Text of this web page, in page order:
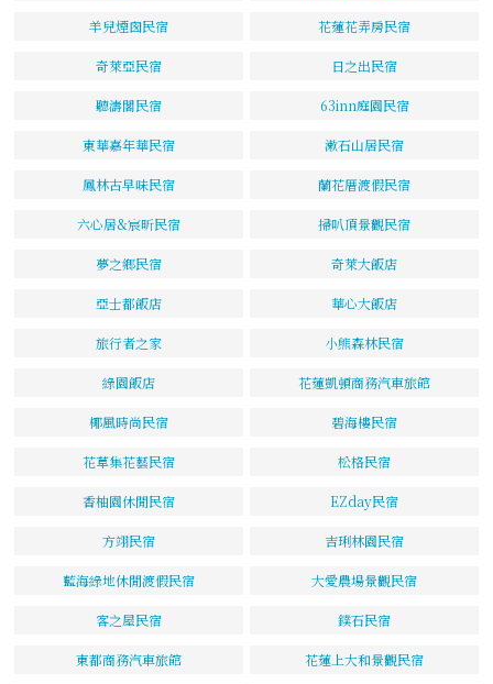
羊兒煙囪民宿 花蓮花弄房民宿
奇萊亞民宿 日之出民宿
聽濤閣民宿 63inn庭園民宿
東華嘉年華民宿 漱石山居民宿
鳳林古早味民宿 蘭花厝渡假民宿
六心居&宸昕民宿 掃叭頂景觀民宿
夢之鄉民宿 奇萊大飯店
亞士都飯店 華心大飯店
旅行者之家 小熊森林民宿
綠園飯店 花蓮凱頓商務汽車旅館
椰風時尚民宿 碧海樓民宿
花草集花藝民宿 松格民宿
香柚園休閒民宿 EZday民宿
方翊民宿 吉琍林園民宿
藍海綠地休閒渡假民宿 大愛農場景觀民宿
客之屋民宿 鏷石民宿
東都商務汽車旅館 花蓮上大和景觀民宿